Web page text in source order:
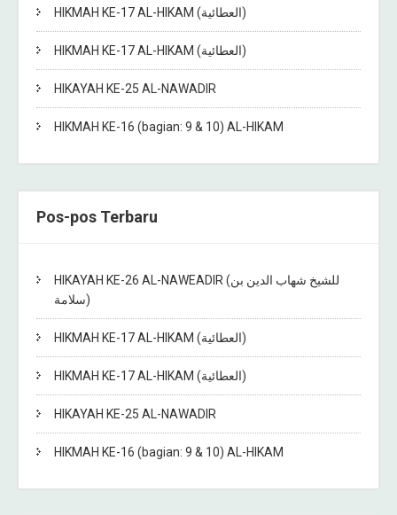
HIKMAH KE-17 AL-HIKAM (العطائية)
HIKMAH KE-17 AL-HIKAM (العطائية)
HIKAYAH KE-25 AL-NAWADIR
HIKMAH KE-16 (bagian: 9 & 10) AL-HIKAM
Pos-pos Terbaru
HIKAYAH KE-26 AL-NAWEADIR (للشيخ شهاب الدين بن
سلامة)
HIKMAH KE-17 AL-HIKAM (العطائية)
HIKMAH KE-17 AL-HIKAM (العطائية)
HIKAYAH KE-25 AL-NAWADIR
HIKMAH KE-16 (bagian: 9 & 10) AL-HIKAM